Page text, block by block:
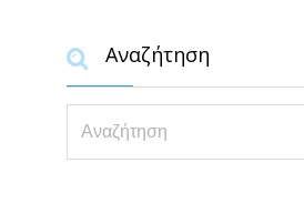
 Αναζήτηση